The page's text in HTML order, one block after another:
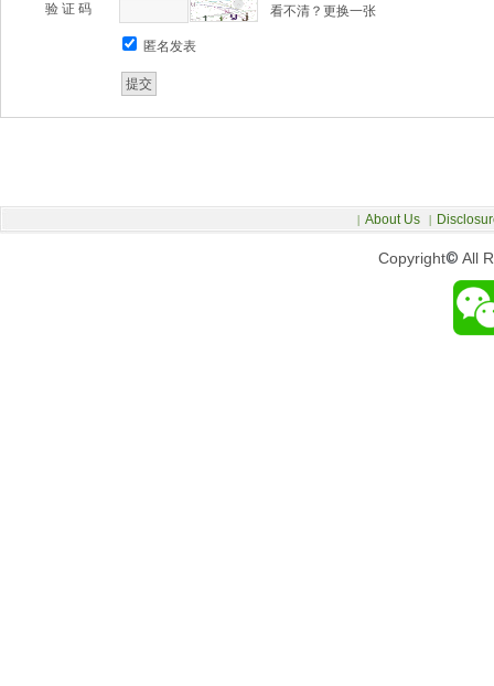
验 证 码 看不清？更换一张
匿名发表
Copyright© All
| About Us |